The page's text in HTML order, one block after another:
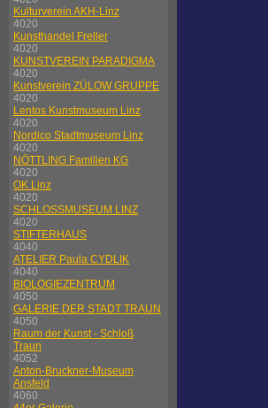
Kulturverein AKH-Linz
4020
Kunsthandel Freller
4020
KUNSTVEREIN PARADIGMA
4020
Kunstverein ZÜLOW GRUPPE
4020
Lentos Kunstmuseum Linz
4020
Nordico Stadtmuseum Linz
4020
NÖTTLING Familien KG
4020
OK Linz
4020
SCHLOSSMUSEUM LINZ
4020
STIFTERHAUS
4040
ATELIER Paula CYDLIK
4040
BIOLOGIEZENTRUM
4050
GALERIE DER STADT TRAUN
4050
Raum der Kunst - Schloß
Traun
4052
Anton-Bruckner-Museum
Ansfeld
4060